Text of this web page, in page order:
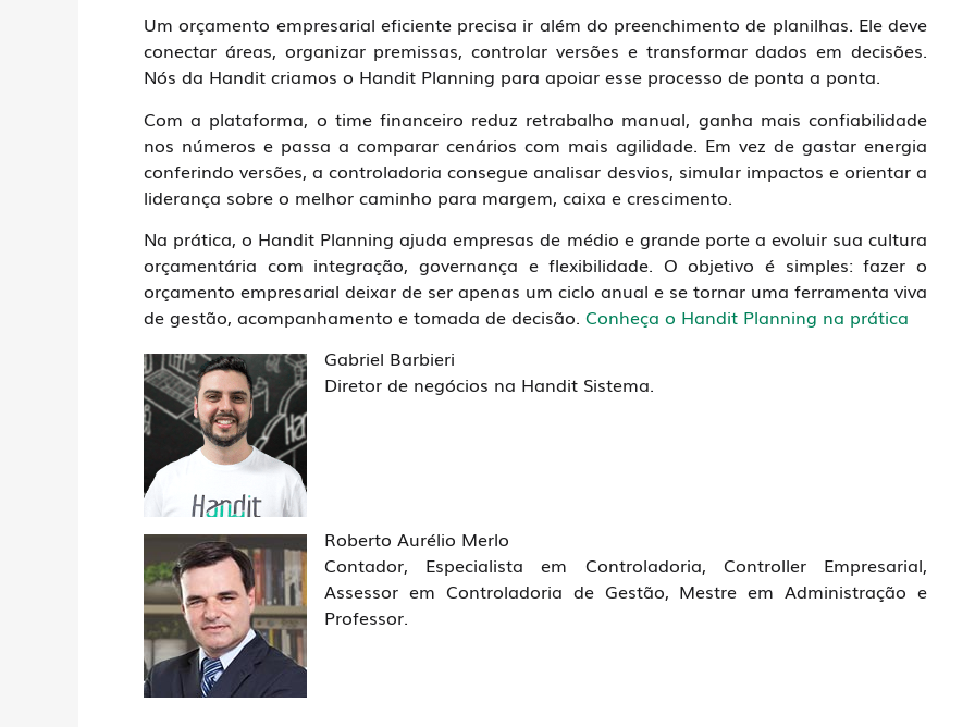
Um orçamento empresarial eficiente precisa ir além do preenchimento de planilhas. Ele deve
conectar áreas, organizar premissas, controlar versões e transformar dados em decisões.
Nós da Handit criamos o Handit Planning para apoiar esse processo de ponta a ponta.
Com a plataforma, o time financeiro reduz retrabalho manual, ganha mais confiabilidade
nos números e passa a comparar cenários com mais agilidade. Em vez de gastar energia
conferindo versões, a controladoria consegue analisar desvios, simular impactos e orientar a
liderança sobre o melhor caminho para margem, caixa e crescimento.
Na prática, o Handit Planning ajuda empresas de médio e grande porte a evoluir sua cultura
orçamentária com integração, governança e flexibilidade. O objetivo é simples: fazer o
orçamento empresarial deixar de ser apenas um ciclo anual e se tornar uma ferramenta viva
de gestão, acompanhamento e tomada de decisão. Conheça o Handit Planning na prática
Gabriel Barbieri
Diretor de negócios na Handit Sistema.
Roberto Aurélio Merlo
Contador, Especialista em Controladoria, Controller Empresarial,
Assessor em Controladoria de Gestão, Mestre em Administração e
Professor.